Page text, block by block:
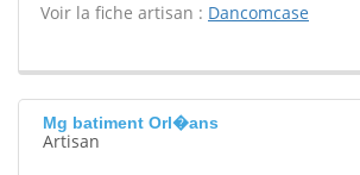
Voir la fiche artisan : Dancomcase
Mg batiment Orl�ans
Artisan